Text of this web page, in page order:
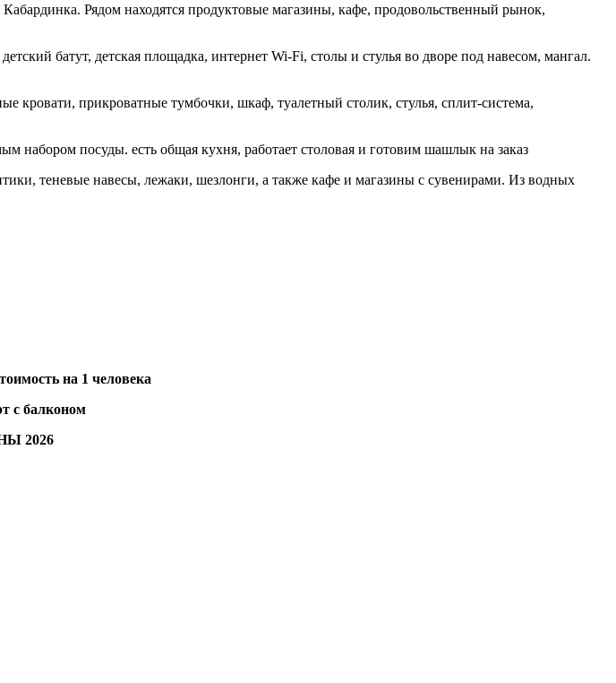
Рядом находятся продуктовые магазины, кафе, продовольственный рынок,
батут, детская площадка, интернет Wi-Fi, столы и стулья во дворе под навесом, мангал.
кровати, прикроватные тумбочки, шкаф, туалетный столик, стулья, сплит-система,
набором посуды. есть общая кухня, работает столовая и готовим шашлык на заказ
теневые навесы, лежаки, шезлонги, а также кафе и магазины с сувенирами. Из водных
на 1 человека
с балконом
2026